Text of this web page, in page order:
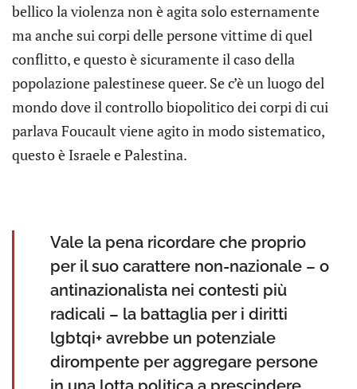
bellico la violenza non è agita solo esternamente
ma anche sui corpi delle persone vittime di quel
conflitto, e questo è sicuramente il caso della
popolazione palestinese queer. Se c’è un luogo del
mondo dove il controllo biopolitico dei corpi di cui
parlava Foucault viene agito in modo sistematico,
questo è Israele e Palestina.
Vale la pena ricordare che proprio
per il suo carattere non-nazionale – o
antinazionalista nei contesti più
radicali – la battaglia per i diritti
lgbtqi+ avrebbe un potenziale
dirompente per aggregare persone